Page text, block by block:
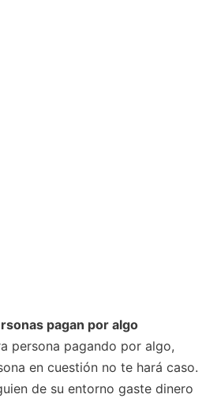
pagan por algo
persona pagando por algo,
en cuestión no te hará caso.
de su entorno gaste dinero